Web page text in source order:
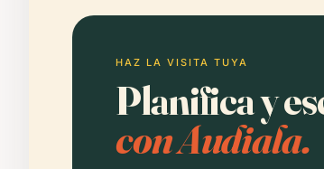
HAZ LA VISITA TUYA
Planifica y
con Audiala.